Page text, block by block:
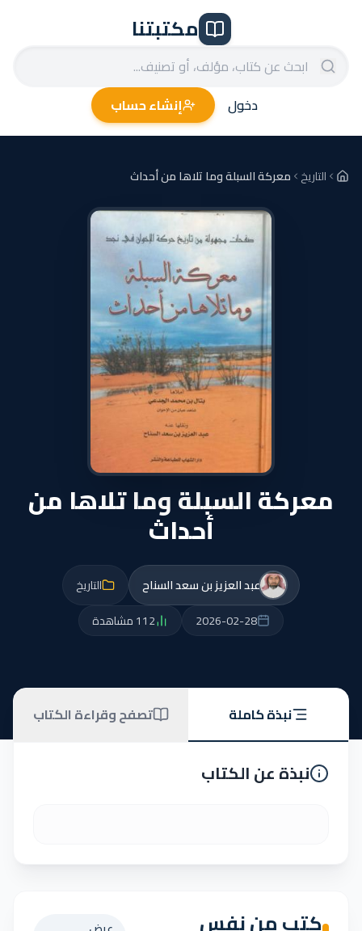
مكتبتنا
دخول إنشاء حساب
التاريخ معركة السبلة وما تلاها من أحداث
معركة السبلة وما تلاها من
أحداث
عبد العزيز بن سعد السناح
التاريخ
2026-02-28
112 مشاهدة
نبذة كاملة تصفح وقراءة الكتاب
نبذة عن الكتاب
كتب من نفس